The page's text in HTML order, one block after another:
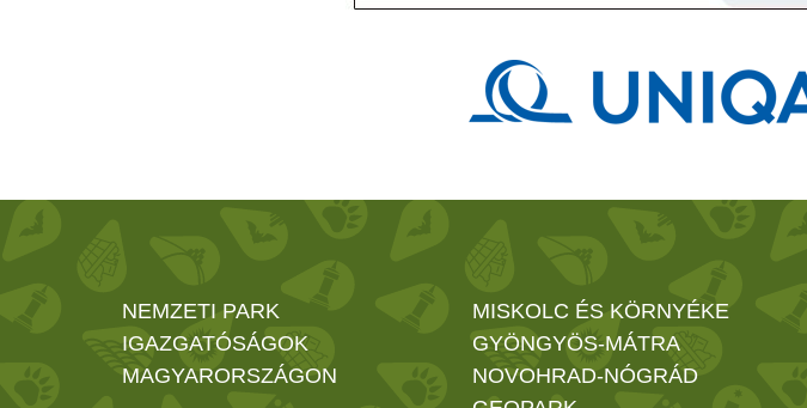
NEMZETI PARK
IGAZGATÓSÁGOK
MAGYARORSZÁGON
MISKOLC ÉS KÖRNYÉKE
GYÖNGYÖS-MÁTRA
NOVOHRAD-NÓGRÁD